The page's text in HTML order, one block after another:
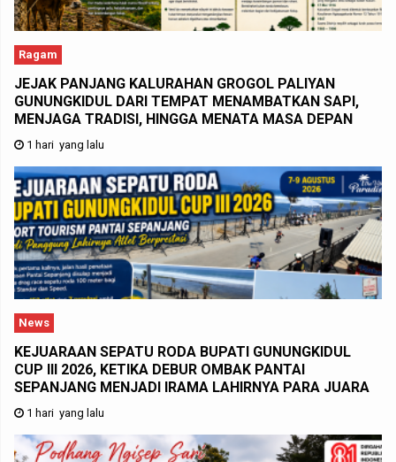
Ragam
JEJAK PANJANG KALURAHAN GROGOL PALIYAN
GUNUNGKIDUL DARI TEMPAT MENAMBATKAN SAPI,
MENJAGA TRADISI, HINGGA MENATA MASA DEPAN
1 hari yang lalu
News
KEJUARAAN SEPATU RODA BUPATI GUNUNGKIDUL
CUP III 2026, KETIKA DEBUR OMBAK PANTAI
SEPANJANG MENJADI IRAMA LAHIRNYA PARA JUARA
1 hari yang lalu